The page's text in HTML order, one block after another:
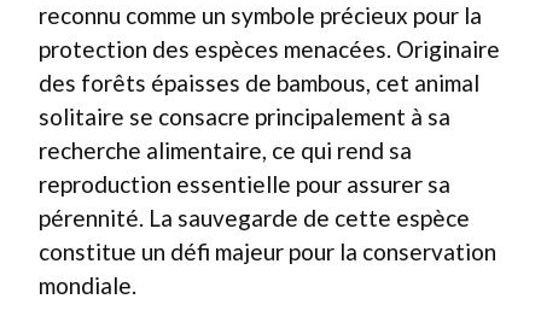
reconnu comme un symbole précieux pour la
protection des espèces menacées. Originaire
des forêts épaisses de bambous, cet animal
solitaire se consacre principalement à sa
recherche alimentaire, ce qui rend sa
reproduction essentielle pour assurer sa
pérennité. La sauvegarde de cette espèce
constitue un défi majeur pour la conservation
mondiale.